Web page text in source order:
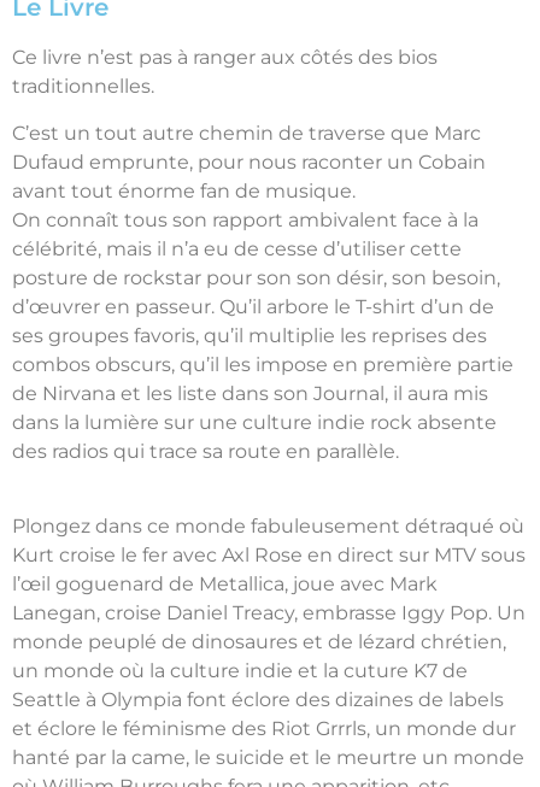
Le Livre
Ce livre n’est pas à ranger aux côtés des bios
traditionnelles.
C’est un tout autre chemin de traverse que Marc
Dufaud emprunte, pour nous raconter un Cobain
avant tout énorme fan de musique.
On connaît tous son rapport ambivalent face à la
célébrité, mais il n’a eu de cesse d’utiliser cette
posture de rockstar pour son son désir, son besoin,
d’œuvrer en passeur. Qu’il arbore le T-shirt d’un de
ses groupes favoris, qu’il multiplie les reprises des
combos obscurs, qu’il les impose en première partie
de Nirvana et les liste dans son Journal, il aura mis
dans la lumière sur une culture indie rock absente
des radios qui trace sa route en parallèle.
Plongez dans ce monde fabuleusement détraqué où
Kurt croise le fer avec Axl Rose en direct sur MTV sous
l’œil goguenard de Metallica, joue avec Mark
Lanegan, croise Daniel Treacy, embrasse Iggy Pop. Un
monde peuplé de dinosaures et de lézard chrétien,
un monde où la culture indie et la cuture K7 de
Seattle à Olympia font éclore des dizaines de labels
et éclore le féminisme des Riot Grrrls, un monde dur
hanté par la came, le suicide et le meurtre un monde